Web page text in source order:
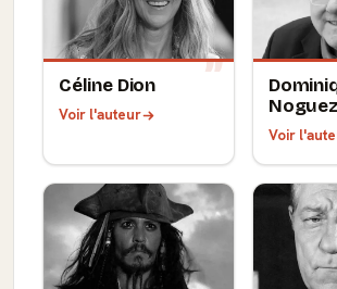
Céline Dion
Voir l'auteur
Noguez
Voir